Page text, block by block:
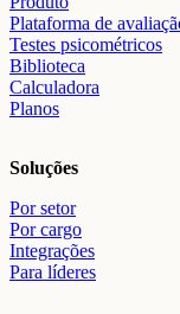
Plataforma de
Testes psicométricos
Biblioteca
Calculadora
Planos
Soluções
Por setor
Por cargo
Integrações
Para líderes